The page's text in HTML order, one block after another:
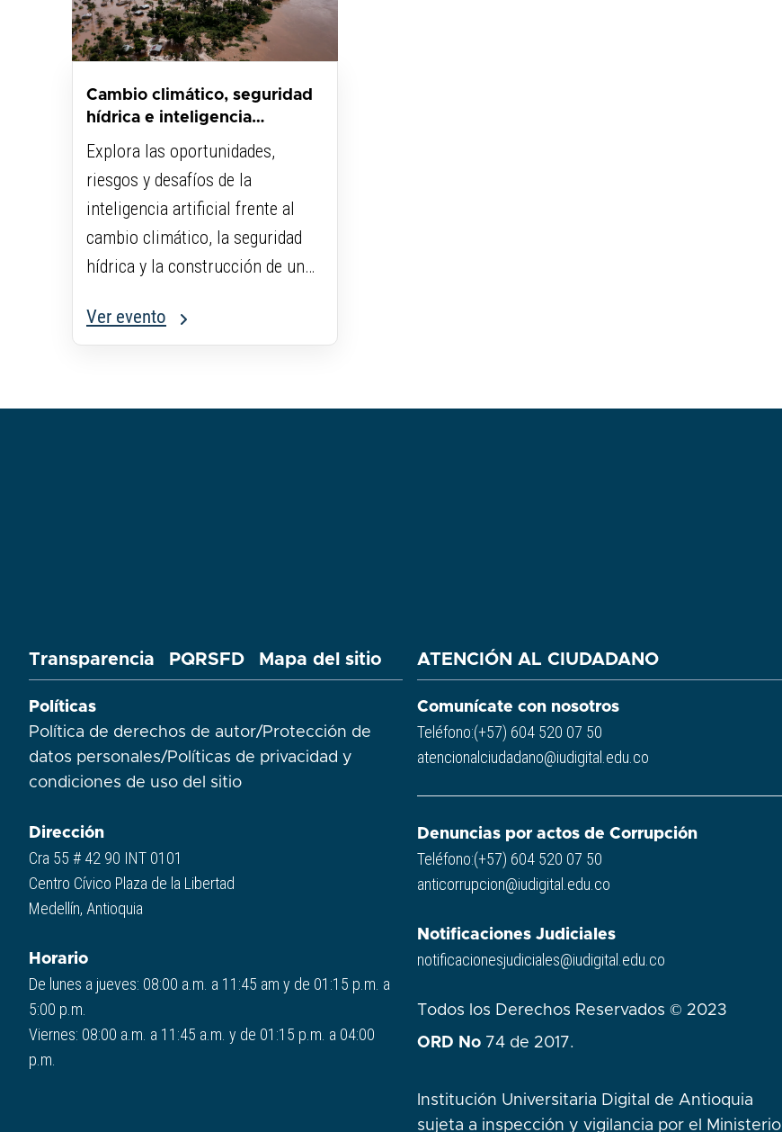
Cambio climático, seguridad
hídrica e inteligencia
artificial...
Explora las oportunidades,
riesgos y desafíos de la
inteligencia artificial frente al
cambio climático, la seguridad
hídrica y la construcción de un
Ver evento
Transparencia PQRSFD Mapa del sitio
Políticas
Política de derechos de autor/Protección de
datos personales/Políticas de privacidad y
condiciones de uso del sitio​
Dirección
Cra 55 # 42 90 INT 0101
Centro Cívico Plaza de la Libertad
Medellín, Antioquia
Horario
De lunes a jueves: 08:00 a.m. a 11:45 am y de 01:15 p.m. a
5:00 p.m.
Viernes: 08:00 a.m. a 11:45 a.m. y de 01:15 p.m. a 04:00
p.m.
ATENCIÓN AL CIUDADANO
Comunícate con nosotros
Teléfono:(+57) 604 520 07 50
atencionalciudadano@iudigital.edu.co
Denuncias por actos de Corrupción
Teléfono:(+57) 604 520 07 50
anticorrupcion@iudigital.edu.co
Notificaciones Judiciales
notificacionesjudiciales@iudigital.edu.co
Todos los Derechos Reservados © 2023
ORD No 74 de 2017.
Institución Universitaria Digital de Antioquia
sujeta a inspección y vigilancia por el Ministerio